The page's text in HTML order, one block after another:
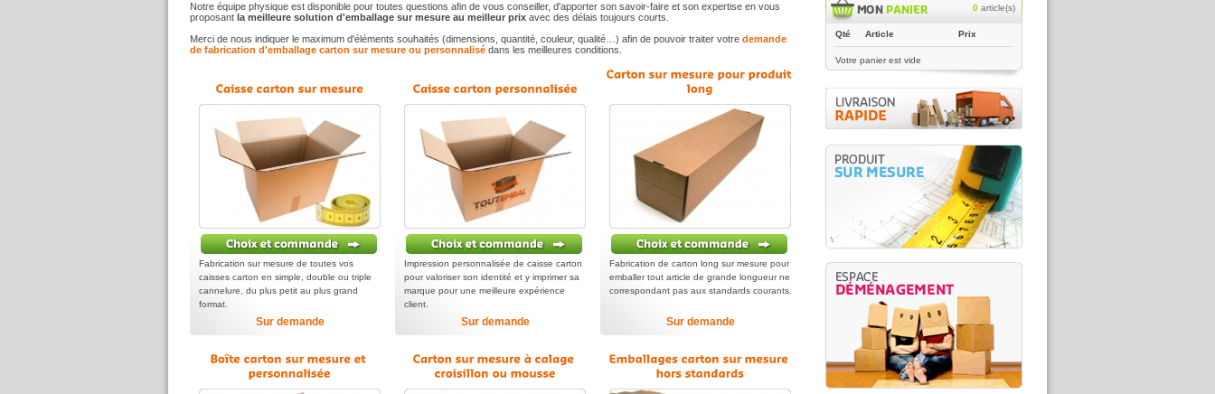
Notre équipe physique est disponible pour toutes questions afin de vous conseiller, d'apporter son savoir-faire et son expertise en vous
proposant la meilleure solution d'emballage sur mesure au meilleur prix avec des délais toujours courts.
Merci de nous indiquer le maximum d'éléments souhaités (dimensions, quantité, couleur, qualité…) afin de pouvoir traiter votre demande
de fabrication d'emballage carton sur mesure ou personnalisé dans les meilleures conditions.
Fabrication sur mesure de toutes vos
caisses carton en simple, double ou triple
cannelure, du plus petit au plus grand
format.
Sur demande
Impression personnalisée de caisse carton
pour valoriser son identité et y imprimer sa
marque pour une meilleure expérience
client.
Sur demande
Fabrication de carton long sur mesure pour
emballer tout article de grande longueur ne
correspondant pas aux standards courants.
Sur demande
0 article(s)
Qté Article Prix
Votre panier est vide